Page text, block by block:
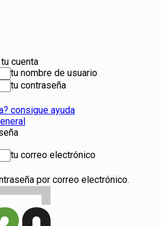
cuenta
tu nombre de usuario
tu contraseña
consigue ayuda
tu correo electrónico
por correo electrónico.